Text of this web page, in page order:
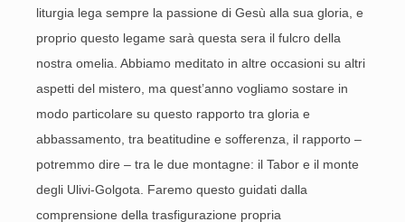
liturgia lega sempre la passione di Gesù alla sua gloria, e
proprio questo legame sarà questa sera il fulcro della
nostra omelia. Abbiamo meditato in altre occasioni su altri
aspetti del mistero, ma quest’anno vogliamo sostare in
modo particolare su questo rapporto tra gloria e
abbassamento, tra beatitudine e sofferenza, il rapporto –
potremmo dire – tra le due montagne: il Tabor e il monte
degli Ulivi-Golgota. Faremo questo guidati dalla
comprensione della trasfigurazione propria